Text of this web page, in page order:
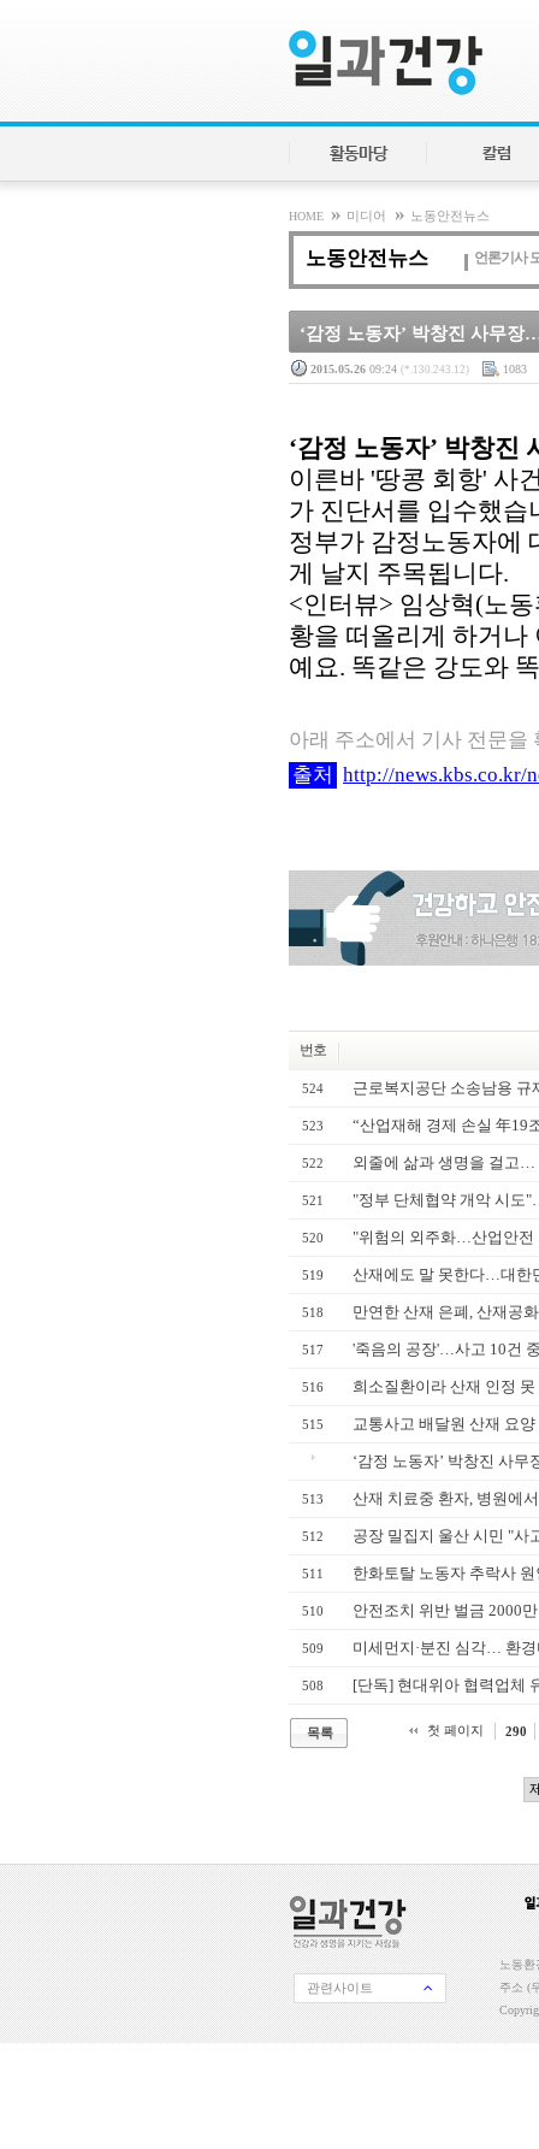
활동마당 칼럼
HOME » 미디어 » 노동안전뉴스
노동안전뉴스 언론기사
‘감정 노동자’ 박창진 사무
2015.05.26 09:24 (*.130.243.12) 1083
‘감정 노동자’ 박창
이른바 '땅콩 회항' 사
가 진단서를 입수했습
정부가 감정노동자에
게 날지 주목됩니다.
<인터뷰> 임상혁(노
황을 떠올리게 하거나
예요. 똑같은 강도와
아래 주소에서 기사 전문을
출처 http://news.kbs.co.kr/
번호
524 근로복지공단 소송남용 규
523 “산업재해 경제 손실 年19
522 외줄에 삶과 생명을 걸고…
521 "정부 단체협약 개악 시도
520 "위험의 외주화…산업안전
519 산재에도 말 못한다…대한
518 만연한 산재 은폐, 산재공
517 '죽음의 공장'…사고 10건
516 희소질환이라 산재 인정
515 교통사고 배달원 산재 요
‘감정 노동자’ 박창진 사
513 산재 치료중 환자, 병원에
512 공장 밀집지 울산 시민 "사
511 한화토탈 노동자 추락사
510 안전조치 위반 벌금 2000
509 미세먼지·분진 심각… 환
508 [단독] 현대위아 협력업체
목록 첫 페이지 290
관련사이트
노동환
주소 (